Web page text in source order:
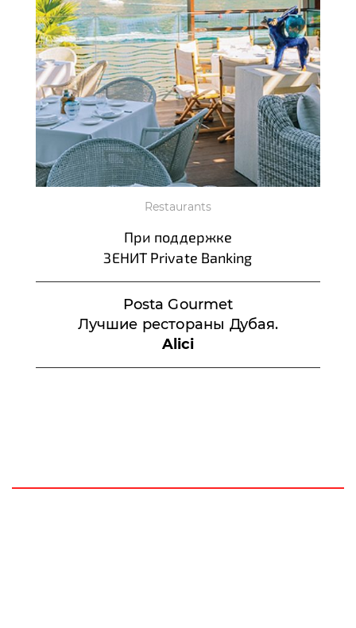
Restaurants
При поддержке
ЗЕНИТ Private Banking
Posta Gourmet
Лучшие рестораны Дубая.
Alici